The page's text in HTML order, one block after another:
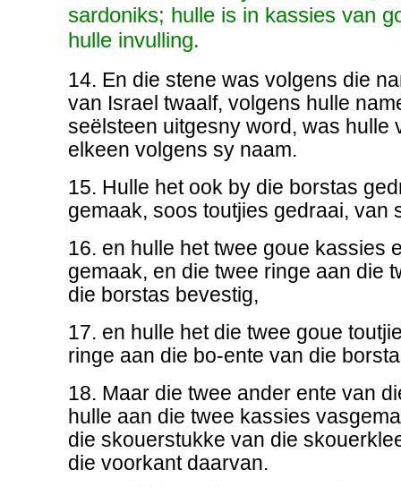
sardoniks; hulle is in kassies van
hulle invulling.
14. En die stene was volgens die
van Israel twaalf, volgens hulle
seëlsteen uitgesny word, was hulle
elkeen volgens sy naam.
15. Hulle het ook by die borstas
gemaak, soos toutjies gedraai, van
16. en hulle het twee goue kassies
gemaak, en die twee ringe aan die
die borstas bevestig,
17. en hulle het die twee goue
ringe aan die bo-ente van die
18. Maar die twee ander ente van
hulle aan die twee kassies
die skouerstukke van die
die voorkant daarvan.